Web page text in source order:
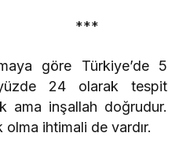
göre Türkiye’de 5
24 olarak tespit
ama inşallah doğrudur.
ihtimali de vardır.